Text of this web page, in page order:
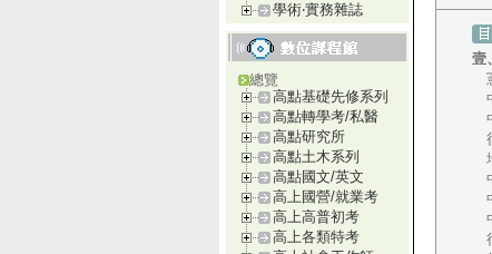
學術‧實務雜誌
總覽
高點基礎先修系列
高點轉學考/私醫
高點研究所
高點土木系列
高點國文/英文
高上國營/就業考
高上高普初考
高上各類特考
壹